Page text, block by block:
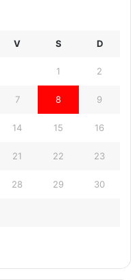
V S D
1 2
7 8 9
14 15 16
21 22 23
28 29 30